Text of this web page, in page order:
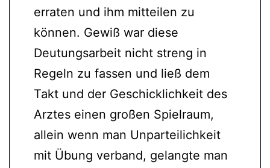
erraten und ihm mitteilen zu
können. Gewiß war diese
Deutungsarbeit nicht streng in
Regeln zu fassen und ließ dem
Takt und der Geschicklichkeit des
Arztes einen großen Spielraum,
allein wenn man Unparteilichkeit
mit Übung verband, gelangte man